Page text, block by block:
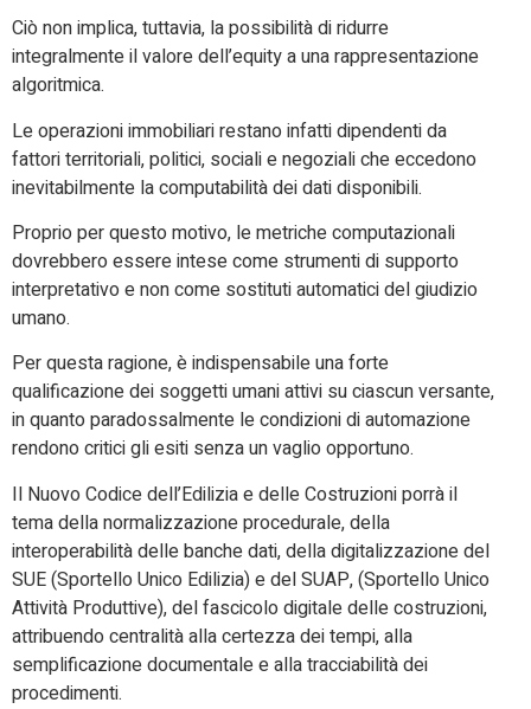
Ciò non implica, tuttavia, la possibilità di ridurre
integralmente il valore dell’equity a una rappresentazione
algoritmica.
Le operazioni immobiliari restano infatti dipendenti da
fattori territoriali, politici, sociali e negoziali che eccedono
inevitabilmente la computabilità dei dati disponibili.
Proprio per questo motivo, le metriche computazionali
dovrebbero essere intese come strumenti di supporto
interpretativo e non come sostituti automatici del giudizio
umano.
Per questa ragione, è indispensabile una forte
qualificazione dei soggetti umani attivi su ciascun versante,
in quanto paradossalmente le condizioni di automazione
rendono critici gli esiti senza un vaglio opportuno.
Il Nuovo Codice dell’Edilizia e delle Costruzioni porrà il
tema della normalizzazione procedurale, della
interoperabilità delle banche dati, della digitalizzazione del
SUE (Sportello Unico Edilizia) e del SUAP, (Sportello Unico
Attività Produttive), del fascicolo digitale delle costruzioni,
attribuendo centralità alla certezza dei tempi, alla
semplificazione documentale e alla tracciabilità dei
procedimenti.